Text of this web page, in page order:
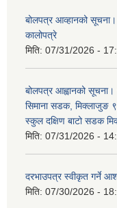
बोलपत्र आव्हानको
कालोपत्रे
मिति: 07/31/2026 -
बोलपत्र आह्वानको सूचना।
सिमाना सडक, मिक्लाजुङ
स्कुल दक्षिण बाटो सडक
मिति: 07/31/2026 -
दरभाउपत्र स्वीकृत गर्ने
मिति: 07/30/2026 -